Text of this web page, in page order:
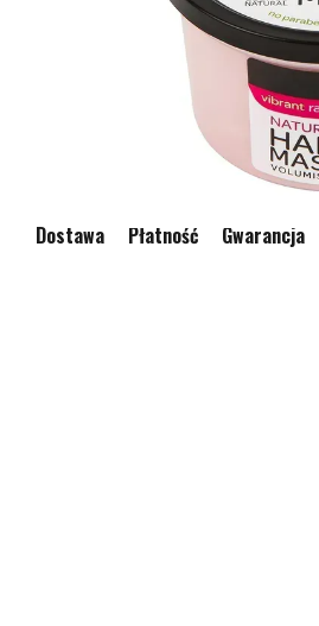
Dostawa Płatność Gwarancja